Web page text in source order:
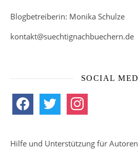
Blogbetreiberin: Monika Schulze
kontakt@suechtignachbuechern.de
SOCIAL
facebook twitter instagram
Hilfe und Unterstützung für